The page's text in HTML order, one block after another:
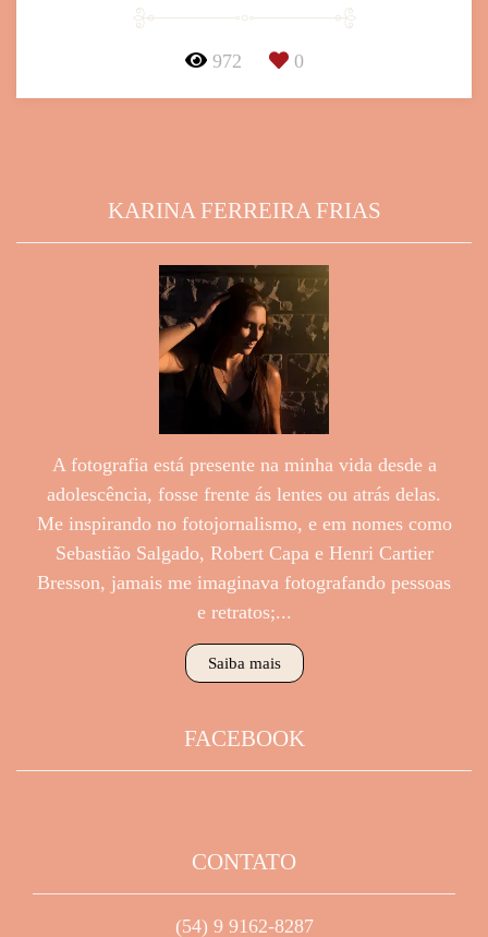
972 0
KARINA FERREIRA FRIAS
A fotografia está presente na minha vida desde a
adolescência, fosse frente ás lentes ou atrás delas.
Me inspirando no fotojornalismo, e em nomes como
Sebastião Salgado, Robert Capa e Henri Cartier
Bresson, jamais me imaginava fotografando pessoas
e retratos;...
Saiba mais
FACEBOOK
CONTATO
(54) 9 9162-8287